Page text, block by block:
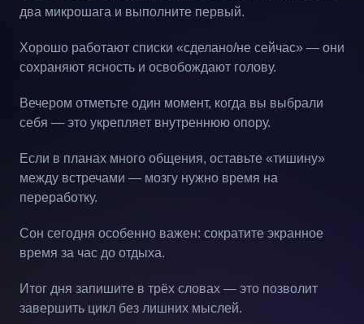
два микрошага и выполните первый.
Хорошо работают списки «сделано/не сейчас» — они
сохраняют ясность и освобождают голову.
Вечером отметьте один момент, когда вы выбрали
себя — это укрепляет внутреннюю опору.
Если в планах много общения, оставьте «тишину»
между встречами — мозгу нужно время на
переработку.
Сон сегодня особенно важен: сократите экранное
время за час до отдыха.
Итог дня запишите в трёх словах — это позволит
завершить цикл без лишних мыслей.